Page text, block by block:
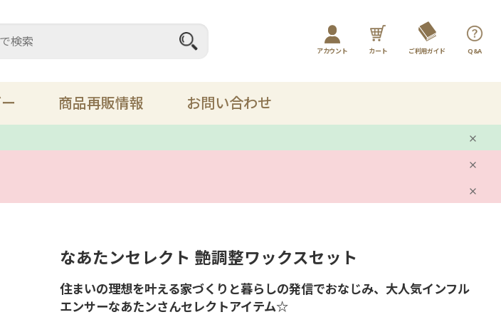
アカウント カート ご利用ガイド Q&A
テナンス
キット
備品
商品再販情報 お問い合わせ
なあたンセレクト 艶調整ワックスセット
住まいの理想を叶える家づくりと暮らしの発信でおなじみ、大人気インフル
エンサーなあたンさんセレクトアイテム☆